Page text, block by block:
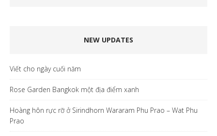
NEW UPDATES
Viết cho ngày cuối năm
Rose Garden Bangkok một địa điểm xanh
Hoàng hôn rực rỡ ở Sirindhorn Wararam Phu Prao – Wat Phu
Prao